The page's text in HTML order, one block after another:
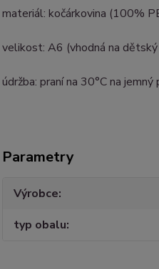
materiál: kočárkovina (100%
velikost: A6 (vhodná na dětský
údržba: praní na 30°C na jemný
Parametry
Výrobce
typ obalu